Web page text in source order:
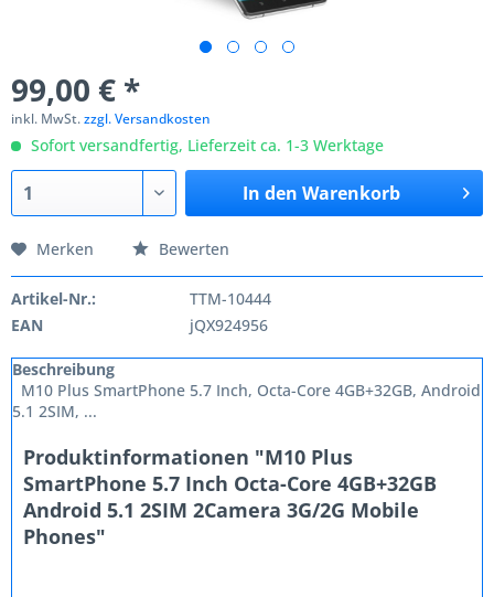
99,00 € *
inkl. MwSt.zzgl. Versandkosten
Sofort versandfertig, Lieferzeit ca. 1-3 Werktage
In den Warenkorb
Merken Bewerten
Artikel-Nr.:
TTM-10444
EAN
jQX924956
Beschreibung
M10 Plus SmartPhone 5.7 Inch, Octa-Core 4GB+32GB, Android
5.1 2SIM, ...
Produktinformationen "M10 Plus
SmartPhone 5.7 Inch Octa-Core 4GB+32GB
Android 5.1 2SIM 2Camera 3G/2G Mobile
Phones"